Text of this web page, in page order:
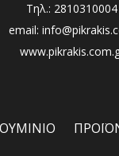
Τηλ.: 2810310004
email: